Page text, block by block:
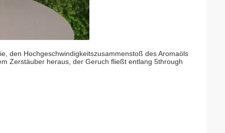
den Hochgeschwindigkeitszusammenstoß des Aromaöls
Zerstäuber heraus, der Geruch fließt entlang 5through